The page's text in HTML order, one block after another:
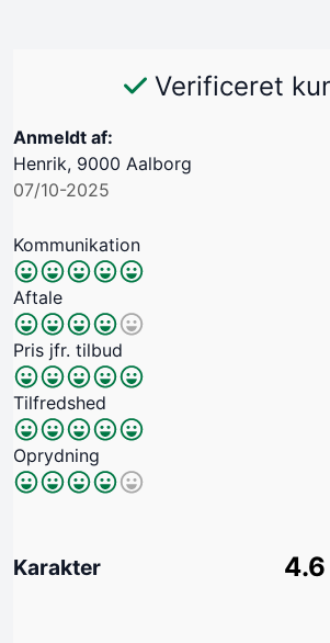
Verificeret
Anmeldt af:
Henrik, 9000 Aalborg
07/10-2025
Kommunikation
Aftale
Pris jfr. tilbud
Tilfredshed
Oprydning
Karakter 4.6